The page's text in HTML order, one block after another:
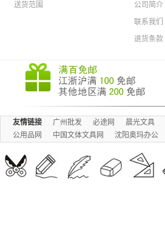
送货范围
公司简介
联系我们
退货条款
友情链接 广州批发 必途网 晨光文具
公用品网
中国文体文具网 沈阳奥玛办公